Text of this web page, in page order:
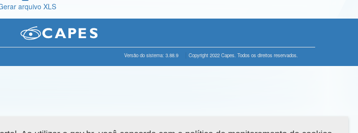
arquivo XLS
Versão do sistema: 3.88.9 Copyright 2022 Capes. Todos os direitos reservados.